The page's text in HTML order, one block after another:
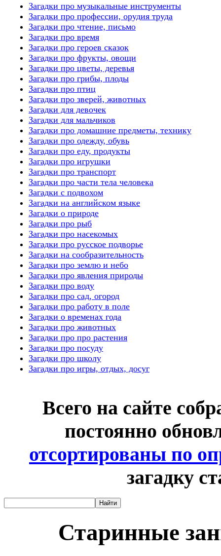
Загадки про музыкальные инструменты
Загадки про профессии, орудия труда
Загадки про чтение, письмо
Загадки про время
Загадки про героев сказок
Загадки про фрукты, овощи
Загадки про цветы, деревья
Загадки про грибы, плоды
Загадки про птиц
Загадки про зверей, животных
Загадки для девочек
Загадки для мальчиков
Загадки про домашние предметы, технику
Загадки про одежду, обувь
Загадки про еду, продукты
Загадки про игрушки
Загадки про транспорт
Загадки про части тела человека
Загадки с подвохом
Загадки на английском языке
Загадки о природе
Загадки про рыб
Загадки про насекомых
Загадки про русское подворье
Загадки на сообразительность
Загадки про землю и небо
Загадки про явления природы
Загадки про воду
Загадки про сад, огород
Загадки про работу в поле
Загадки о временах года
Загадки про животных
Загадки про про растения
Загадки про посуду
Загадки про школу
Загадки про игры, отдых, досуг
Всего на сайте
постоянно
отсортированы по
загадку
Старинные